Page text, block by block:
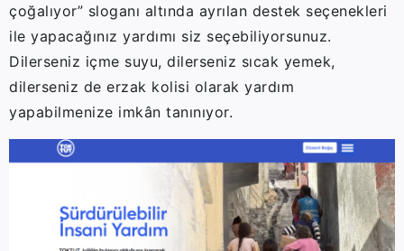
çoğalıyor” sloganı altında ayrılan destek seçenekleri
ile yapacağınız yardımı siz seçebiliyorsunuz.
Dilerseniz içme suyu, dilerseniz sıcak yemek,
dilerseniz de erzak kolisi olarak yardım
yapabilmenize imkân tanınıyor.